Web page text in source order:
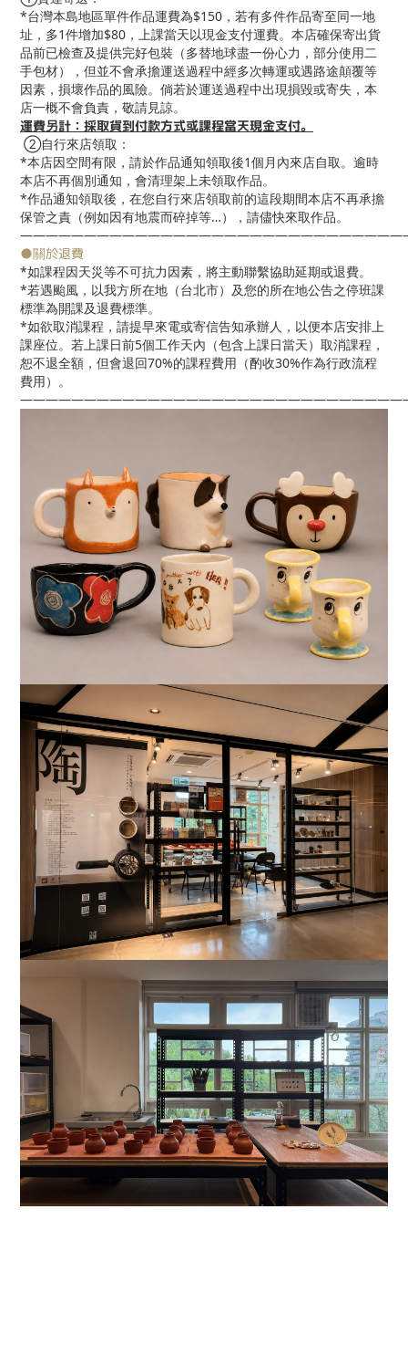
*台灣本島地區單件作品運費為$150，若有多件作品寄至同一地
址，多1件增加$80，上課當天以現金支付運費。本店確保寄出貨
品前已檢查及提供完好包裝（多替地球盡一份心力，部分使用二
手包材），但並不會承擔運送過程中經多次轉運或遇路途顛覆等
因素，損壞作品的風險。倘若於運送過程中出現損毀或寄失，本
店一概不會負責，敬請見諒。
運費另計：採取貨到付款方式或課程當天現金支付。
②自行來店領取：
*本店因空間有限，請於作品通知領取後1個月內來店自取。逾時
本店不再個別通知，會清理架上未領取作品。
*作品通知領取後，在您自行來店領取前的這段期間本店不再承擔
保管之責（例如因有地震而碎掉等…），請儘快來取作品。
●關於退費
*如課程因天災等不可抗力因素，將主動聯繫協助延期或退費。
*若遇颱風，以我方所在地（台北市）及您的所在地公告之停班課
標準為開課及退費標準。
*如欲取消課程，請提早來電或寄信告知承辦人，以便本店安排上
課座位。若上課日前5個工作天內（包含上課日當天）取消課程，
恕不退全額，但會退回70%的課程費用（酌收30%作為行政流程
費用）。